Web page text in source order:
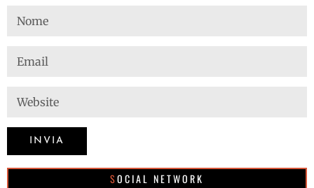
SOCIAL NETWORK